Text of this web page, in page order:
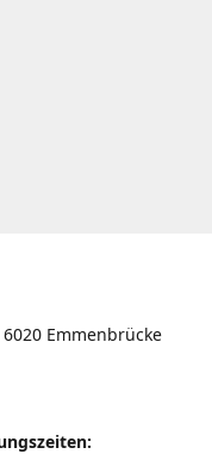
Emmenbrücke